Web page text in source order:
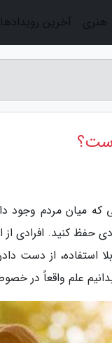
که میان مردم وجود
کنید. افرادی از
استفاده، از دست
علم واقعاً در
هنری آخرین رویدادها